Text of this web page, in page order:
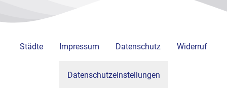
Städte Impressum Datenschutz Widerruf
Datenschutzeinstellungen